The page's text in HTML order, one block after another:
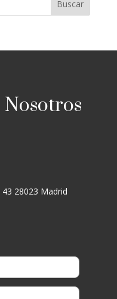
Buscar
28023 Madrid